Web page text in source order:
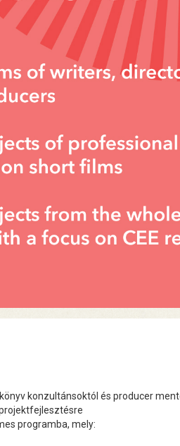
konzultánsoktól és producer
programba, mely: